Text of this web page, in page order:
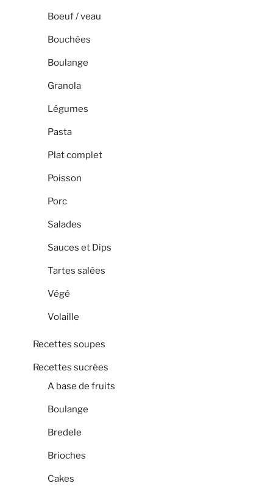
Boeuf / veau
Bouchées
Boulange
Granola
Légumes
Pasta
Plat complet
Poisson
Porc
Salades
Sauces et Dips
Tartes salées
Végé
Volaille
Recettes soupes
Recettes sucrées
A base de fruits
Boulange
Bredele
Brioches
Cakes